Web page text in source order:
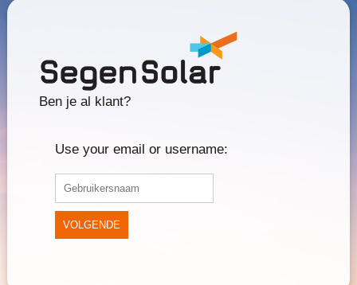
Ben je al klant?
Use your email or username:
VOLGENDE